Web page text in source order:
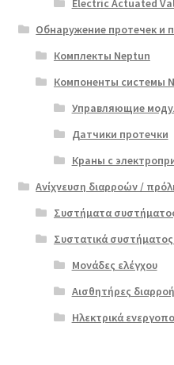
Обнаружение протечек и
Комплекты Neptun
Компоненты системы
Управляющие
Датчики протечки
Краны с
Ανίχνευση διαρροών /
Συστήματα
Συστατικά
Μονάδες ελέγχου
Αισθητήρες
Ηλεκτρικά